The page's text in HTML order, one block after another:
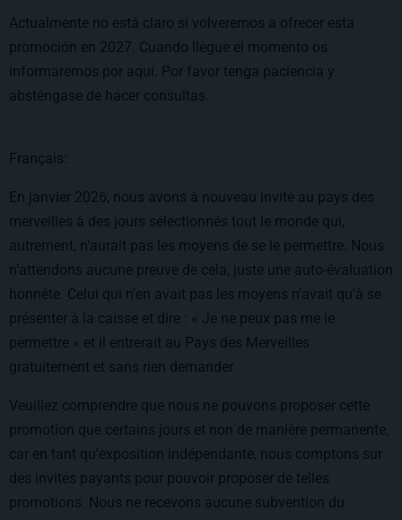
Actualmente no está claro si volveremos a ofrecer esta
promoción en 2027. Cuando llegue el momento os
informaremos por aquí. Por favor tenga paciencia y
absténgase de hacer consultas.
Français:
En janvier 2026, nous avons à nouveau invité au pays des
merveilles à des jours sélectionnés tout le monde qui,
autrement, n'aurait pas les moyens de se le permettre. Nous
n’attendons aucune preuve de cela, juste une auto-évaluation
honnête. Celui qui n'en avait pas les moyens n'avait qu'à se
présenter à la caisse et dire : « Je ne peux pas me le
permettre » et il entrerait au Pays des Merveilles
gratuitement et sans rien demander.
Veuillez comprendre que nous ne pouvons proposer cette
promotion que certains jours et non de manière permanente,
car en tant qu'exposition indépendante, nous comptons sur
des invités payants pour pouvoir proposer de telles
promotions. Nous ne recevons aucune subvention du